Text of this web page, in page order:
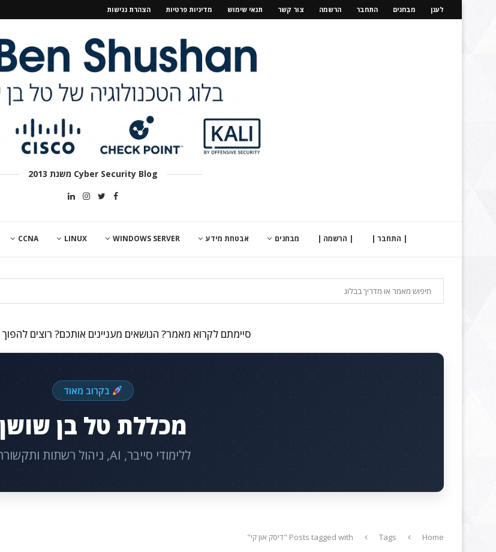
לענן מבחנים התחבר הרשמה צור קשר תנאי שימוש מדיניות פרטיות הצהרת נגישות
Cyber Security Blog משנת 2013
| התחבר | | הרשמה | מבחנים אבטחת מידע WINDOWS SERVER
LINUX
CCNA
סיימתם לקרוא מאמר? הנושאים מעניינים אותכם? רוצים
בקרוב מאוד
מכללת טל בן שושן
ללימודי סייבר, AI, ניהול רשתות ותקשורת
Home
Tags Posts tagged with "דיסק און קי"